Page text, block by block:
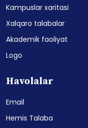
Kampuslar xaritasi
Xalqaro talabalar
Akademik faoliyat
Logo
Havolalar
Email
Hemis Talaba